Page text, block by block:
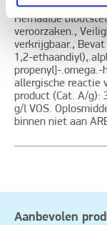
regionale,
Herhaalde
veroorzaken.,
verkrijgbaar.,
1,2-
propenyl]-.omega.-
allergische reactie
product (Cat. A/g):
g/l VOS.
binnen niet aan
Aanbevolen